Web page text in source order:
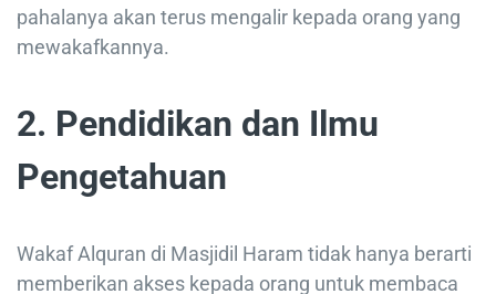
pahalanya akan terus mengalir kepada orang yang
mewakafkannya.
2. Pendidikan dan Ilmu
Pengetahuan
Wakaf Alquran di Masjidil Haram tidak hanya berarti
memberikan akses kepada orang untuk membaca